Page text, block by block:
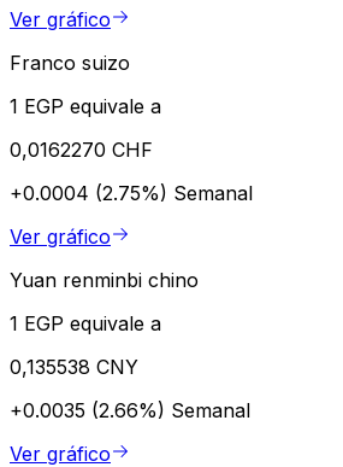
Ver gráfico
Franco suizo
1 EGP equivale a
0,0162270 CHF
+0.0004 (2.75%) Semanal
Ver gráfico
Yuan renminbi chino
1 EGP equivale a
0,135538 CNY
+0.0035 (2.66%) Semanal
Ver gráfico